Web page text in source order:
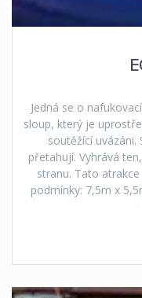
Jedná se o
sloup, který je
soutěžící uvázáni.
přetahují. Vyhrává
stranu. Tato
podmínky: 7,5m x